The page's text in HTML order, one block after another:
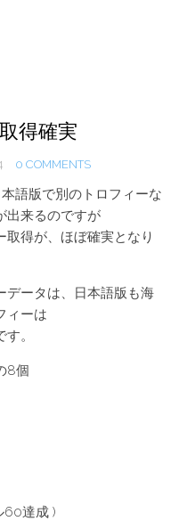
得確実
0 COMMENTS
語版で別のトロフィーな
出来るのですが
得が、ほぼ確実となり
データは、日本語版も海
ィーは
。
8個
60達成 )